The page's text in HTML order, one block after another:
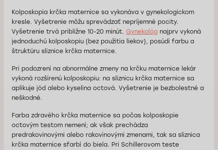
Kolposkopia krčka maternice sa vykonáva v gynekologickom
kresle. Vyšetrenie môžu sprevádzať nepríjemné pocity.
Vyšetrenie trvá približne 10-20 minút. Gynekológ najprv vykoná
jednoduchú kolposkopiu (bez použitia liekov), posúdi farbu a
štruktúru sliznice krčka maternice.
Pri podozrení na abnormálne zmeny na krčku maternice lekár
vykoná rozšírenú kolposkopiu: na sliznicu krčka maternice sa
aplikuje jód alebo kyselina octová. Vyšetrenie je bezbolestné a
neškodné.
Farba zdravého krčka maternice sa počas kolposkopie
octovým testom nemení; ak však prechádza
predrakovinovými alebo rakovinovými zmenami, tak sa sliznica
krčka maternice sfarbí do biela. Pri Schillerovom teste